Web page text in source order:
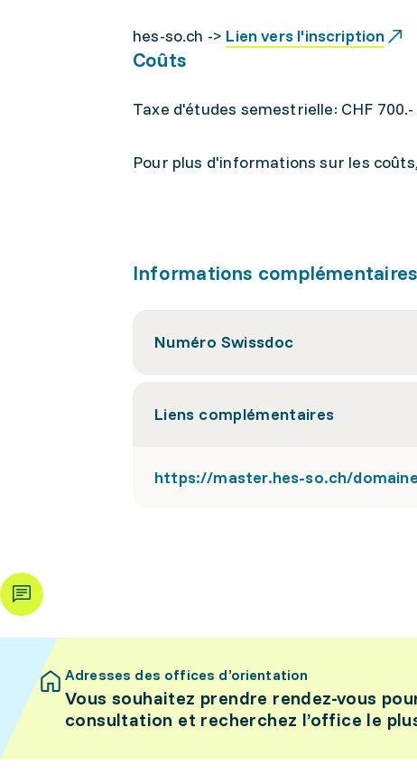
hes-so.ch -> Lien vers l'inscription
Coûts
Taxe d'études semestrielle: CHF 700.-
Pour plus d'informations sur les
Informations complémentaires
Numéro Swissdoc
Liens complémentaires
https://master.hes-so.ch/
Adresses des offices d’orientation
Vous souhaitez prendre rendez-vous
consultation et recherchez l’office le